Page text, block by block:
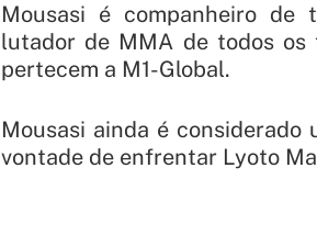
Mousasi é companheiro de
lutador de MMA de todos os
pertecem a M1-Global.
Mousasi ainda é
vontade de enfrentar Lyoto